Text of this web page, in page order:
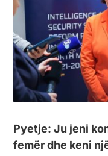
Pyetje: Ju jeni
femër dhe keni